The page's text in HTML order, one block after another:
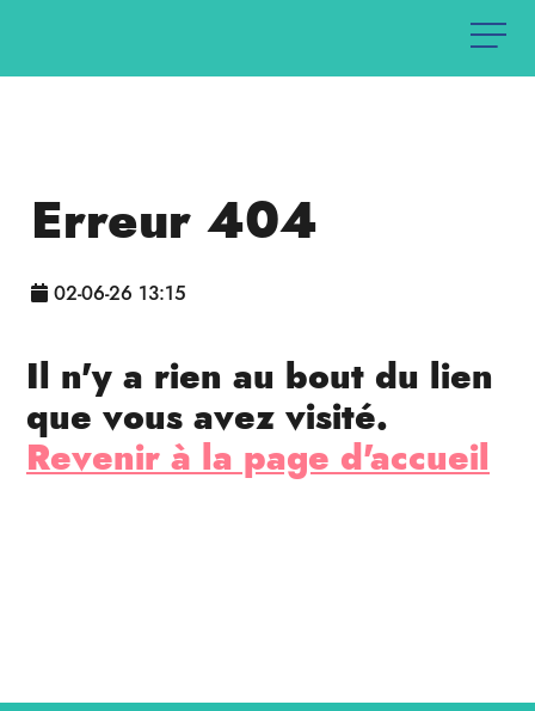
Erreur 404
02-06-26 13:15
Il n'y a rien au bout du lien
que vous avez visité.
Revenir à la page d'accueil